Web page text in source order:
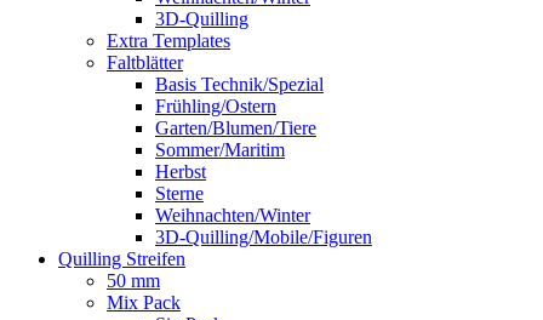
3D-Quilling
Extra Templates
Faltblätter
Basis Technik/Spezial
Frühling/Ostern
Garten/Blumen/Tiere
Sommer/Maritim
Herbst
Sterne
Weihnachten/Winter
3D-Quilling/Mobile/Figuren
Quilling Streifen
50 mm
Mix Pack